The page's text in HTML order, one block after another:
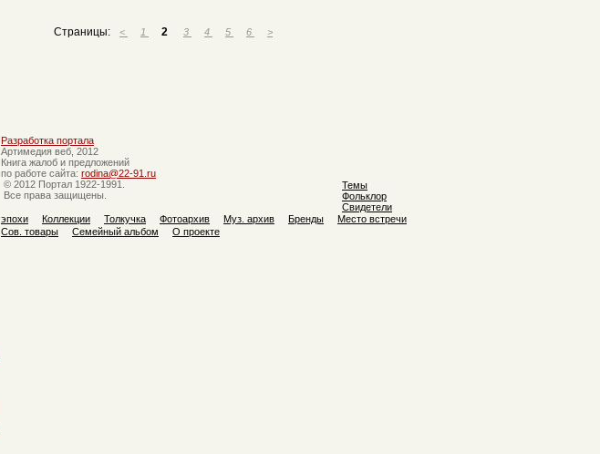
Страницы: < 1 2 3 4 5 6 >
Разработка портала
Артимедия веб, 2012
Книга жалоб и предложений
по работе сайта: rodina@22-91.ru
© 2012 Портал 1922-1991.
Все права защищены.
Темы
Фольклор
Свидетели
эпохи
Коллекции Толкучка Фотоархив Муз. архив Бренды
Место встречи
Сов. товары
Семейный альбом О проекте